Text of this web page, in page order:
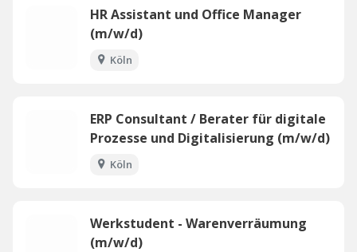
HR Assistant und Office Manager
(m/w/d)
Köln
ERP Consultant / Berater für digitale
Prozesse und Digitalisierung (m/w/d)
Köln
Werkstudent - Warenverräumung
(m/w/d)